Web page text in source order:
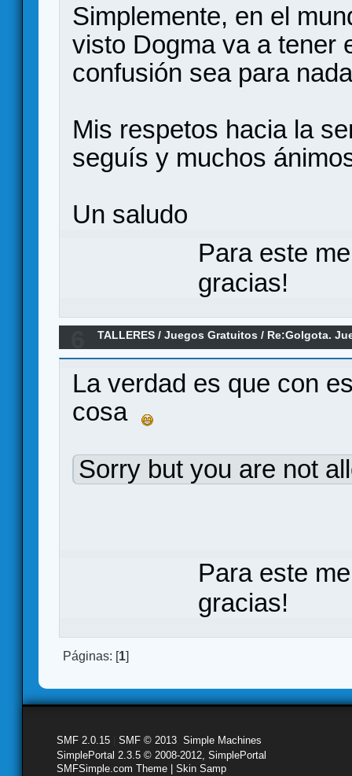
Simplemente, en el
visto Dogma va a tener
confusión sea para
Mis respetos hacia la
seguís y muchos
Un saludo
Para este
gracias!
TALLERES /Juegos Gratuitos/ Re:Golgota.
La verdad es que con
cosa
Sorry but you are not
Para este
gracias!
Páginas: [1]
SMF 2.0.15 SMF © 2013 Simple Machines
SimplePortal 2.3.5 © 2008-2012, SimplePortal
SMFSimple.com Theme | Skin Samp